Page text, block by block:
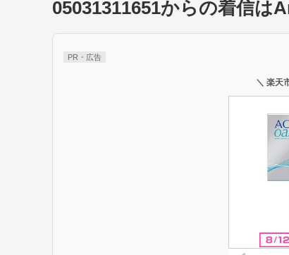
05031311651からの着信は
PR・広告
＼ 楽天